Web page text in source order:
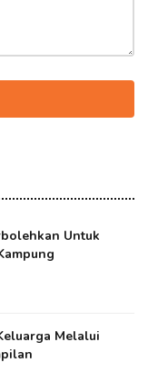
Untuk
Melalui